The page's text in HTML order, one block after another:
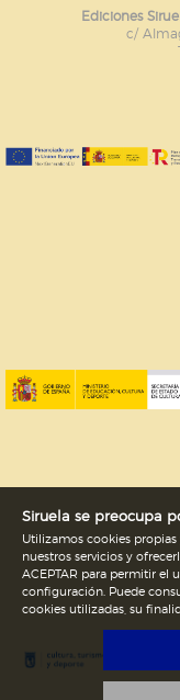
Ediciones
c/
Siruela se preocupa
Utilizamos cookies
nuestros servicios y
ACEPTAR para permitir el
configuración. Puede
cookies utilizadas, su